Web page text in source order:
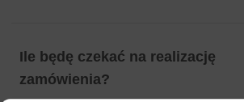
Ile będę czekać na realizację
zamówienia?